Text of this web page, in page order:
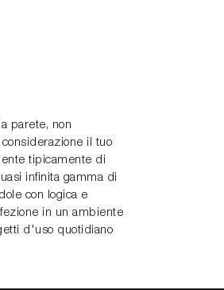
parete, non
il tuo
tipicamente di
infinita gamma di
con logica e
in un ambiente
d'uso quotidiano